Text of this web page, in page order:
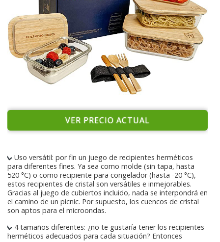
VER PRECIO ACTUAL
Uso versátil: por fin un juego de recipientes herméticos
para diferentes fines. Ya sea como molde (sin tapa, hasta
520 °C) o como recipiente para congelador (hasta -20 °C),
estos recipientes de cristal son versátiles e inmejorables.
Gracias al juego de cubiertos incluido, nada se interpondrá en
el camino de un picnic. Por supuesto, los cuencos de cristal
son aptos para el microondas.
4 tamaños diferentes: ¿no te gustaría tener los recipientes
herméticos adecuados para cada situación? Entonces